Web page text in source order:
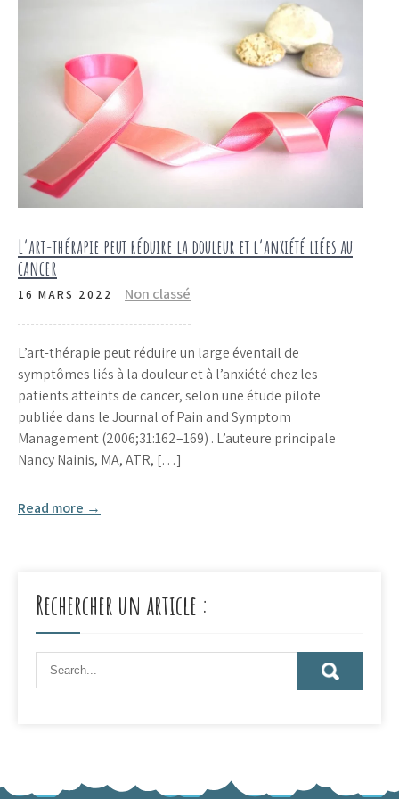
L’art-thérapie peut réduire la douleur et l’anxiété liées au
cancer
16 MARS 2022 Non classé
L’art-thérapie peut réduire un large éventail de
symptômes liés à la douleur et à l’anxiété chez les
patients atteints de cancer, selon une étude pilote
publiée dans le Journal of Pain and Symptom
Management (2006;31:162–169) . L’auteure principale
Nancy Nainis, MA, ATR, […]
Read more →
Rechercher un article :